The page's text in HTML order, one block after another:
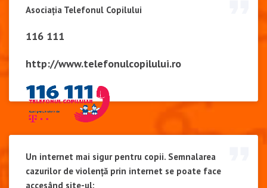
Asociația Telefonul Copilului
116 111
http://www.telefonulcopilului.ro
Un internet mai sigur pentru copii. Semnalarea
cazurilor de violență prin internet se poate face
accesând site-ul: